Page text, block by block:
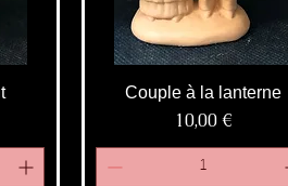
Couple à la lanterne
Prix
10,00 €